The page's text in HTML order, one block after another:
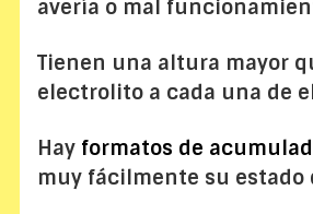
avería o mal
Tienen una altura mayor
electrolito a cada una de
Hay formatos de
muy fácilmente su estado